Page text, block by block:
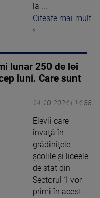
la ...
Citeste mai mult
›
lunar 250 de lei
luni. Care sunt
14-10-2024 | 14:38
Elevii care
învaţă în
grădiniţele,
şcolile şi liceele
de stat din
Sectorul 1 vor
primi în acest